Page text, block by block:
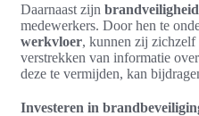
Daarnaast zijn
medewerkers. Door hen te
werkvloer, kunnen zij zichzelf
verstrekken van informatie
deze te vermijden, kan
Investeren in